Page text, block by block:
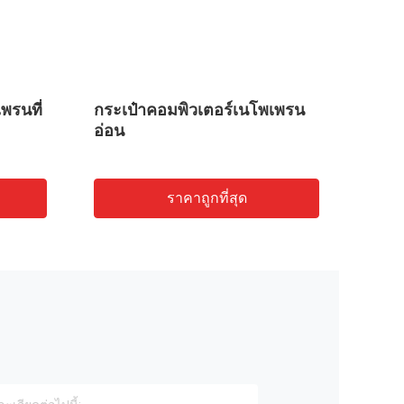
พรนที่
กระเป๋าคอมพิวเตอร์เนโพเพรน
อ่อน
ราคาถูกที่สุด